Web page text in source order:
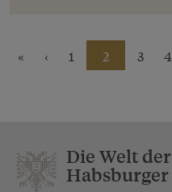
« ‹ 1 2 3 4
Die Welt der
Habsburger